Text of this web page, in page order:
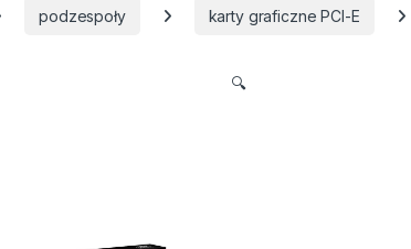
podzespoły karty graficzne PCI-E
🔍